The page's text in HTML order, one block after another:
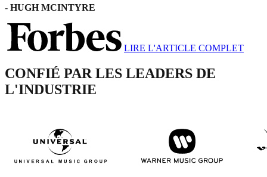
- HUGH MCINTYRE
LIRE L'ARTICLE COMPLET
CONFIÉ PAR LES LEADERS DE
L'INDUSTRIE